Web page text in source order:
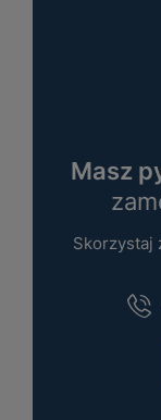
Masz
Skorzystaj